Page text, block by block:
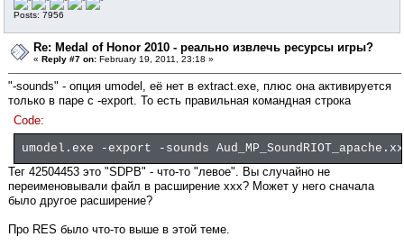
Posts: 7956
Re: Medal of Honor 2010 - реально извлечь ресурсы игры?
« Reply #7 on: February 19, 2011, 23:18 »
"-sounds" - опция umodel, её нет в extract.exe, плюс она активируется
только в паре с -export. То есть правильная командная строка
Code:
umodel.exe -export -sounds
Тег 42504453 это "SDPB" - что-то "левое". Вы случайно не
переименовывали файл в расширение xxx? Может у него сначала
было другое расширение?
Про RES было что-то выше в этой теме.